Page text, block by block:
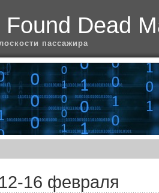
Found Dead
пассажира
16 февраля